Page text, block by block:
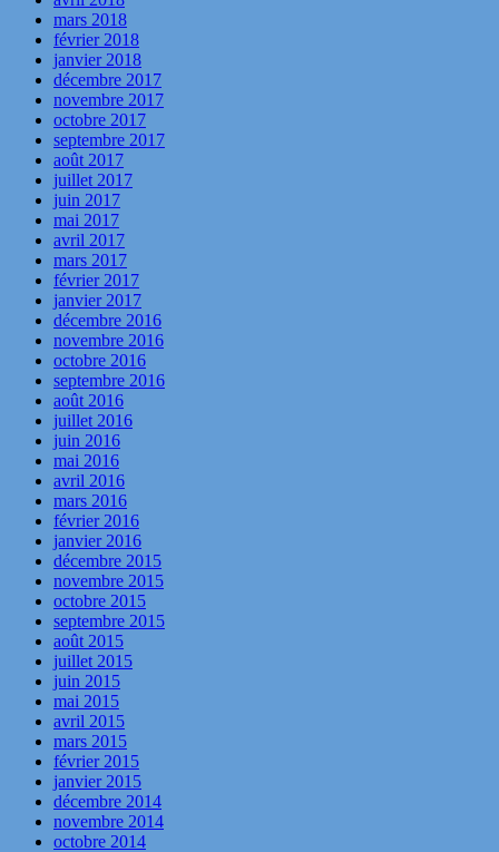
mars 2018
février 2018
janvier 2018
décembre 2017
novembre 2017
octobre 2017
septembre 2017
août 2017
juillet 2017
juin 2017
mai 2017
avril 2017
mars 2017
février 2017
janvier 2017
décembre 2016
novembre 2016
octobre 2016
septembre 2016
août 2016
juillet 2016
juin 2016
mai 2016
avril 2016
mars 2016
février 2016
janvier 2016
décembre 2015
novembre 2015
octobre 2015
septembre 2015
août 2015
juillet 2015
juin 2015
mai 2015
avril 2015
mars 2015
février 2015
janvier 2015
décembre 2014
novembre 2014
octobre 2014